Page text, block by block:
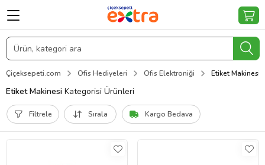
Çiçeksepeti.com Ofis Hediyeleri Ofis Elektroniği Etiket Makinesi
Etiket Makinesi Kategorisi Ürünleri
Filtrele Sırala Kargo Bedava